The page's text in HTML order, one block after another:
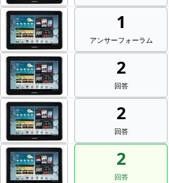
1
アンサーフォーラム
2
回答
2
回答
2
回答